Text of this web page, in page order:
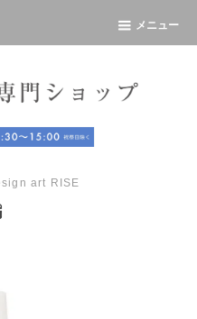
メニュー
art RISE